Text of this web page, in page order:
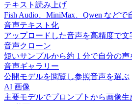
テキスト読み上げ
Fish Audio、MiniMax、Qwen などで
音声テキスト化
アップロードした音声を高精度で文
音声クローン
短いサンプルから約 1 分で自分の声
音声ギャラリー
公開モデルを閲覧し参照音声を選ぶ
AI 画像
主要モデルでプロンプトから画像生